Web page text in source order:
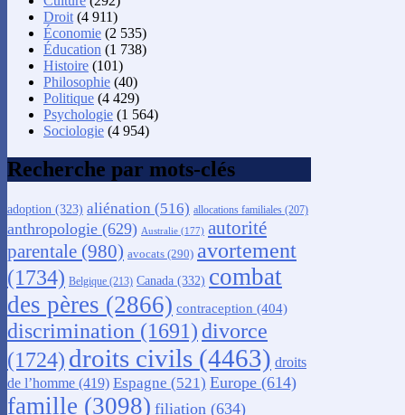
Droit (4 911)
Économie (2 535)
Éducation (1 738)
Histoire (101)
Philosophie (40)
Politique (4 429)
Psychologie (1 564)
Sociologie (4 954)
Recherche par mots-clés
adoption (323) aliénation (516) allocations familiales (207)
anthropologie (629) Australie (177) autorité
parentale (980) avocats (290) avortement
(1734) Belgique (213) Canada (332) combat
des pères (2866) contraception (404)
discrimination (1691) divorce
(1724) droits civils (4463) droits
de l’homme (419) Espagne (521) Europe (614)
famille (3098) filiation (634)